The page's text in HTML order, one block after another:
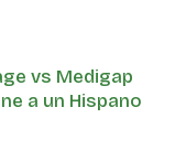
vs Medigap
a un Hispano